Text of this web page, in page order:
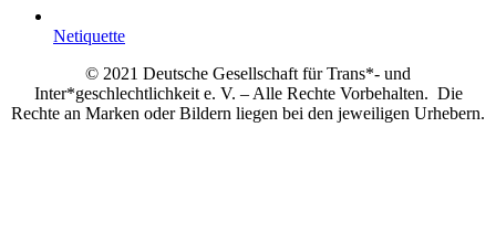
Netiquette
© 2021 Deutsche Gesellschaft für Trans*- und
Inter*geschlechtlichkeit e. V. – Alle Rechte Vorbehalten. Die
Rechte an Marken oder Bildern liegen bei den jeweiligen Urhebern.